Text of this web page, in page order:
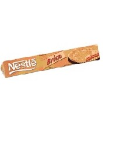
Añadir al carrito